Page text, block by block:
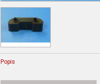
Popis